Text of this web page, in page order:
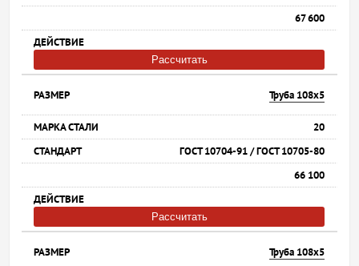
67 600
Рассчитать
Труба 108х5
20
ГОСТ 10704-91 / ГОСТ 10705-80
66 100
Рассчитать
Труба 108х5